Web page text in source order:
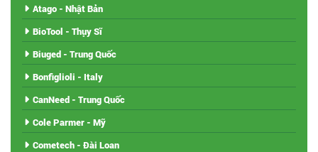
Atago - Nhật Bản
BioTool - Thụy Sĩ
Biuged - Trung Quốc
Bonfiglioli - Italy
CanNeed - Trung Quốc
Cole Parmer - Mỹ
Cometech - Đài Loan